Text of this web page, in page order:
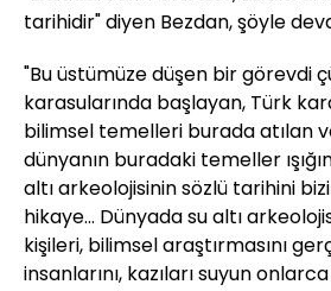
tarihidir" diyen Bezdan, şöyle
"Bu üstümüze düşen bir görevdi
karasularında başlayan, Türk
bilimsel temelleri burada atılan
dünyanın buradaki temeller
altı arkeolojisinin sözlü tarihini
hikaye... Dünyada su altı
kişileri, bilimsel araştırmasını
insanlarını, kazıları suyun